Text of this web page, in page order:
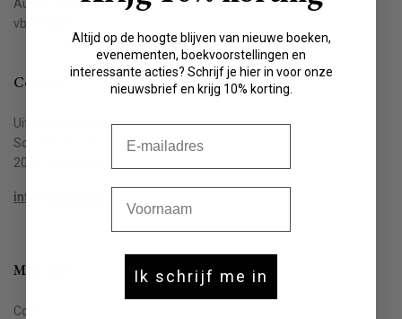
Auteur worden
vbkbelgie.be
Contact
Uitgeverij Houtekiet
Schaliënstraat 1, bus 11
2000 Antwerpen
info@houtekiet.be
Meer info
Contact
Altijd op de hoogte blijven van nieuwe boeken,
evenementen, boekvoorstellingen en
interessante acties? Schrijf je hier in voor onze
nieuwsbrief en krijg 10% korting.
Ik schrijf me in